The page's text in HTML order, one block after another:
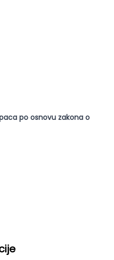
po osnovu zakona o